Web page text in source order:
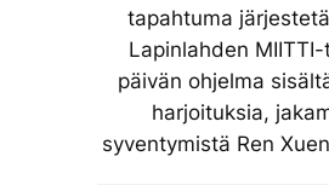
tapahtuma
Lapinlahden
päivän ohjelma
harjoituksia,
syventymistä Ren